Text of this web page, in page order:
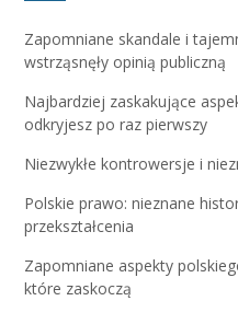
Zapomniane skandale i
wstrząsnęły opinią publiczną
Najbardziej zaskakujące
odkryjesz po raz pierwszy
Niezwykłe kontrowersje i
Polskie prawo: nieznane
przekształcenia
Zapomniane aspekty
które zaskoczą